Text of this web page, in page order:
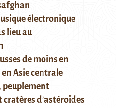
électronique
lieu au
de moins en
Asie centrale
peuplement
d’astéroïdes